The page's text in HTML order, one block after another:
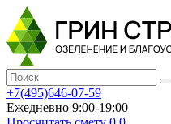
+7(495)646-07-59
Ежедневно 9:00-19:00